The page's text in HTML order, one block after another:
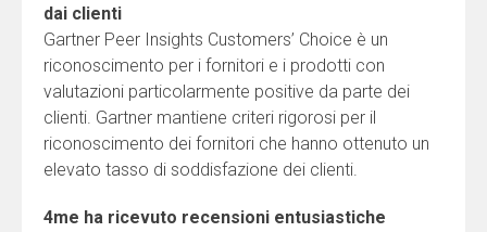
dai clienti
Gartner Peer Insights Customers’ Choice è un
riconoscimento per i fornitori e i prodotti con
valutazioni particolarmente positive da parte dei
clienti. Gartner mantiene criteri rigorosi per il
riconoscimento dei fornitori che hanno ottenuto un
elevato tasso di soddisfazione dei clienti.
4me ha ricevuto recensioni entusiastiche